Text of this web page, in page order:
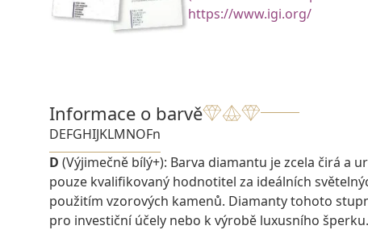
https://www.igi.org/
Informace o barvě
DEFGHIJKLMNOFn
D (Výjimečně bílý+): Barva diamantu je zcela čirá a
pouze kvalifikovaný hodnotitel za ideálních
použitím vzorových kamenů. Diamanty tohoto
pro investiční účely nebo k výrobě luxusního šperku.